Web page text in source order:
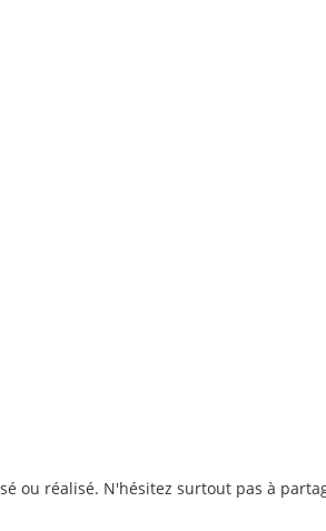
ou réalisé. N'hésitez surtout pas à